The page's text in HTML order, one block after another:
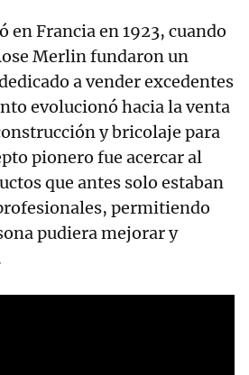
en Francia en 1923, cuando
Merlin fundaron un
a vender excedentes
evolucionó hacia la venta
y bricolaje para
pionero fue acercar al
que antes solo estaban
permitiendo
pudiera mejorar y